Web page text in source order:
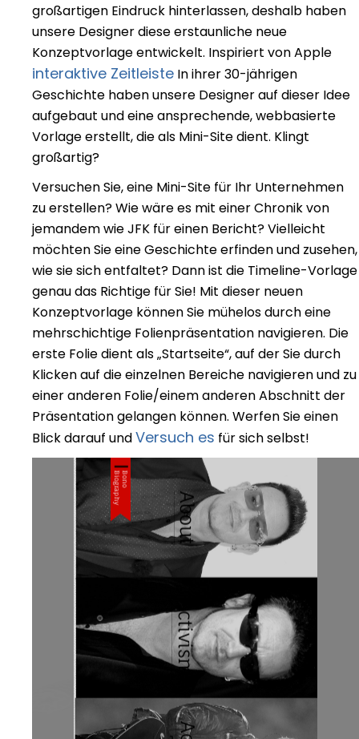
großartigen Eindruck hinterlassen, deshalb haben
unsere Designer diese erstaunliche neue
Konzeptvorlage entwickelt. Inspiriert von Apple
interaktive Zeitleiste In ihrer 30-jährigen
Geschichte haben unsere Designer auf dieser Idee
aufgebaut und eine ansprechende, webbasierte
Vorlage erstellt, die als Mini-Site dient. Klingt
großartig?
Versuchen Sie, eine Mini-Site für Ihr Unternehmen
zu erstellen? Wie wäre es mit einer Chronik von
jemandem wie JFK für einen Bericht? Vielleicht
möchten Sie eine Geschichte erfinden und zusehen,
wie sie sich entfaltet? Dann ist die Timeline-Vorlage
genau das Richtige für Sie! Mit dieser neuen
Konzeptvorlage können Sie mühelos durch eine
mehrschichtige Folienpräsentation navigieren. Die
erste Folie dient als „Startseite“, auf der Sie durch
Klicken auf die einzelnen Bereiche navigieren und zu
einer anderen Folie/einem anderen Abschnitt der
Präsentation gelangen können. Werfen Sie einen
Blick darauf undVersuch es für sich selbst!